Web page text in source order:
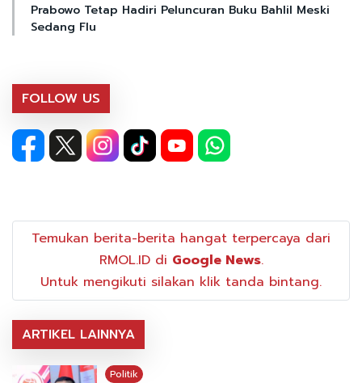
Prabowo Tetap Hadiri Peluncuran Buku Bahlil Meski
Sedang Flu
FOLLOW US
Temukan berita-berita hangat terpercaya dari
RMOL.ID di Google News.
Untuk mengikuti silakan klik tanda bintang.
ARTIKEL LAINNYA
Politik